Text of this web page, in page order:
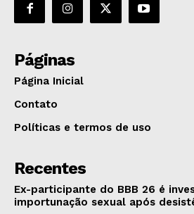
Páginas
Página Inicial
Contato
Políticas e termos de uso
Recentes
Ex-participante do BBB 26 é
importunação sexual após